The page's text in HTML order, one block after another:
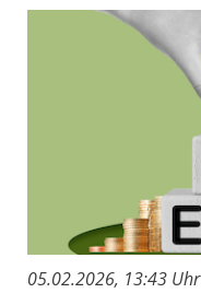
05.02.2026, 13:43 Uhr